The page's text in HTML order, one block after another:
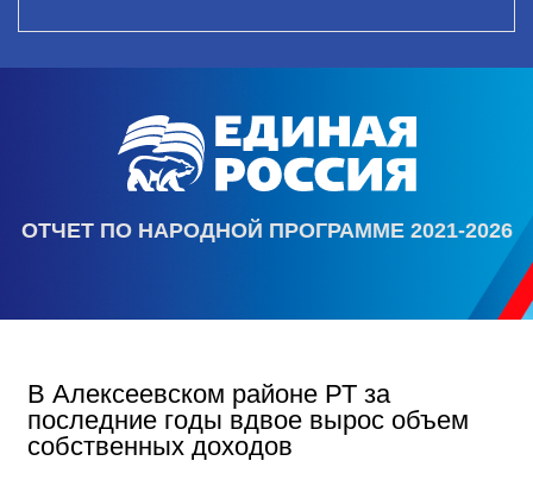
ОТЧЕТ ПО НАРОДНОЙ ПРОГРАММЕ 2021-2026
В Алексеевском районе РТ за
последние годы вдвое вырос объем
собственных доходов